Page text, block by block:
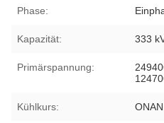
Phase:
Kapazität: 333
Primärspannung:
Kühlkurs: ONAN